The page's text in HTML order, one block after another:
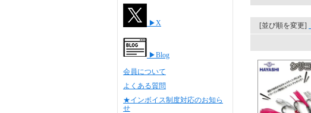
▶X
▶Blog
会員について
よくある質問
★インボイス制度対応のお知ら
せ
[並び順を変更]